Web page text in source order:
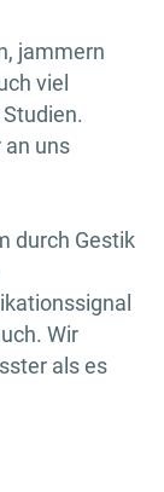
jammern
viel
an uns
durch Gestik
Wir
als es